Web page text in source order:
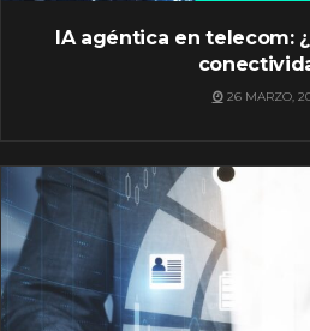
IA agéntica en telecom:
26 MARZO,